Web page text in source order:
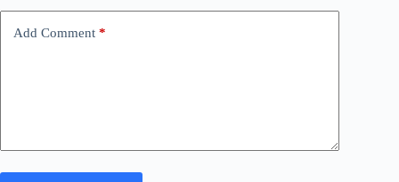
Add Comment *